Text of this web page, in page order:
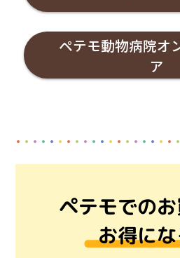
ペテモ動物病院オ
ア
ペテモでの
お得に